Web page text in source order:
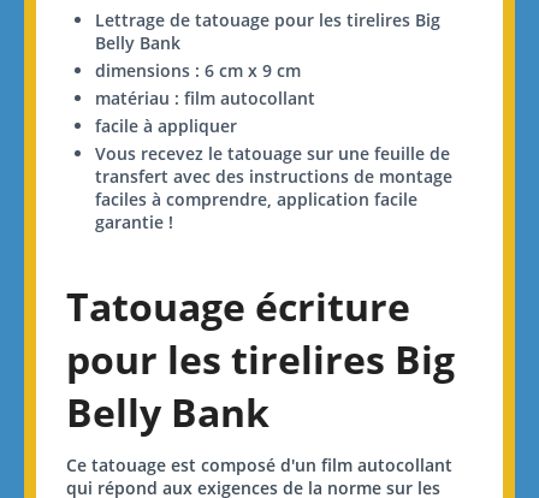
Lettrage de tatouage pour les tirelires Big
Belly Bank
dimensions : 6 cm x 9 cm
matériau : film autocollant
facile à appliquer
Vous recevez le tatouage sur une feuille de
transfert avec des instructions de montage
faciles à comprendre, application facile
garantie !
Tatouage écriture
pour les tirelires Big
Belly Bank
Ce tatouage est composé d'un film autocollant
qui répond aux exigences de la norme sur les